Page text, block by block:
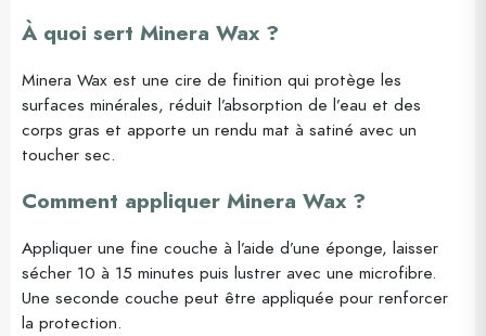
À quoi sert Minera Wax ?
Minera Wax est une cire de finition qui protège les
surfaces minérales, réduit l’absorption de l’eau et des
corps gras et apporte un rendu mat à satiné avec un
toucher sec.
Comment appliquer Minera Wax ?
Appliquer une fine couche à l’aide d’une éponge, laisser
sécher 10 à 15 minutes puis lustrer avec une microfibre.
Une seconde couche peut être appliquée pour renforcer
la protection.